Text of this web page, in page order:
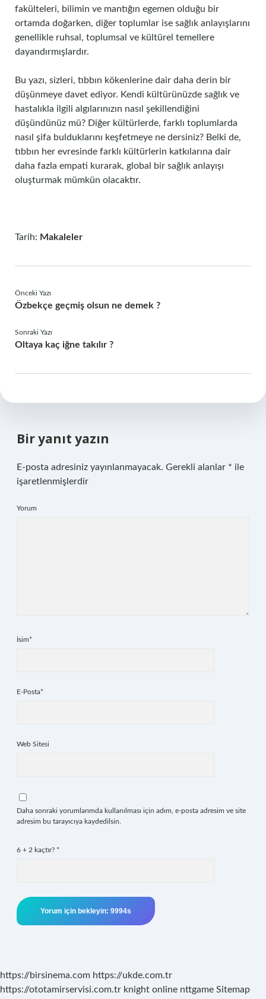
fakülteleri, bilimin ve mantığın egemen olduğu bir
ortamda doğarken, diğer toplumlar ise sağlık anlayışlarını
genellikle ruhsal, toplumsal ve kültürel temellere
dayandırmışlardır.
Bu yazı, sizleri, tıbbın kökenlerine dair daha derin bir
düşünmeye davet ediyor. Kendi kültürünüzde sağlık ve
hastalıkla ilgili algılarınızın nasıl şekillendiğini
düşündünüz mü? Diğer kültürlerde, farklı toplumlarda
nasıl şifa bulduklarını keşfetmeye ne dersiniz? Belki de,
tıbbın her evresinde farklı kültürlerin katkılarına dair
daha fazla empati kurarak, global bir sağlık anlayışı
oluşturmak mümkün olacaktır.
Tarih: Makaleler
Önceki Yazı
Özbekçe geçmiş olsun ne demek ?
Sonraki Yazı
Oltaya kaç iğne takılır ?
Bir yanıt yazın
E-posta adresiniz yayınlanmayacak. Gerekli alanlar * ile
işaretlenmişlerdir
Yorum
İsim*
E-Posta*
Web Sitesi
Daha sonraki yorumlarımda kullanılması için adım, e-posta adresim ve site
adresim bu tarayıcıya kaydedilsin.
6 + 2 kaçtır? *
https://birsinema.com https://ukde.com.tr
https://ototamirservisi.com.tr knight online nttgame Sitemap